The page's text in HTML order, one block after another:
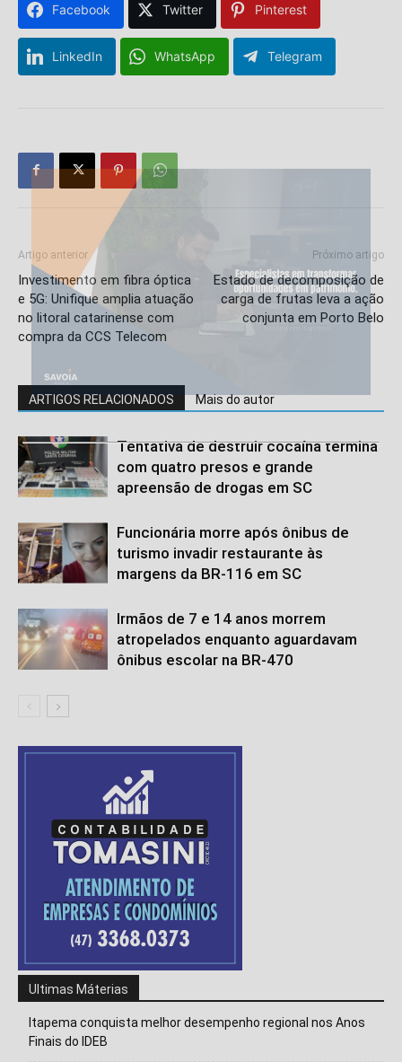
Facebook Twitter Pinterest
LinkedIn WhatsApp Telegram
Artigo anterior
Investimento em fibra óptica
e 5G: Unifique amplia atuação
no litoral catarinense com
compra da CCS Telecom
Próximo artigo
Estado de decomposição de
carga de frutas leva a ação
conjunta em Porto Belo
ARTIGOS RELACIONADOS Mais do autor
Tentativa de destruir cocaína termina
com quatro presos e grande
apreensão de drogas em SC
Funcionária morre após ônibus de
turismo invadir restaurante às
margens da BR-116 em SC
Irmãos de 7 e 14 anos morrem
atropelados enquanto aguardavam
ônibus escolar na BR-470
Ultimas Máterias
Itapema conquista melhor desempenho regional nos Anos
Finais do IDEB
Isso vai fechar em